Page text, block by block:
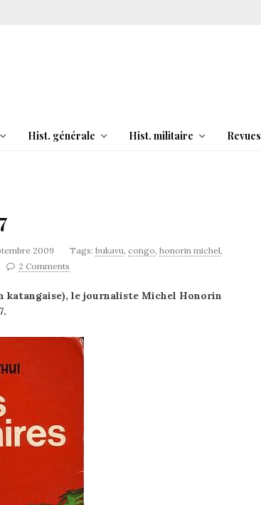
Hist. générale Hist. militaire Revues
2009 Tags: bukavu, congo, honorin michel,
2 Comments
katangaise), le journaliste Michel Honorin